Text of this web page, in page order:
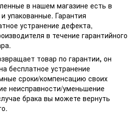
в нашем магазине есть в
упакованные. Гарантия
устранение дефекта,
в течение гарантийного
товар по гарантии, он
бесплатное устранение
сроки/компенсацию своих
неисправности/уменьшение
брака вы можете вернуть